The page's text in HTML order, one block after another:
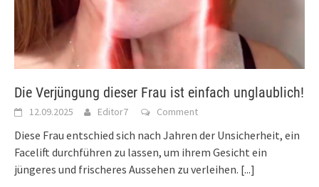
Die Verjüngung dieser Frau ist einfach unglaublich!
12.09.2025 Editor7 Comment
Diese Frau entschied sich nach Jahren der Unsicherheit, ein
Facelift durchführen zu lassen, um ihrem Gesicht ein
jüngeres und frischeres Aussehen zu verleihen. [...]